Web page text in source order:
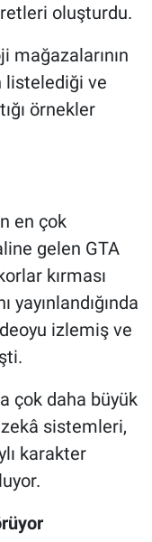
oluşturdu.
mağazalarının
listelediği ve
örnekler
en çok
gelen GTA
kırması
izlemiş ve
çok daha büyük
sistemleri,
karakter